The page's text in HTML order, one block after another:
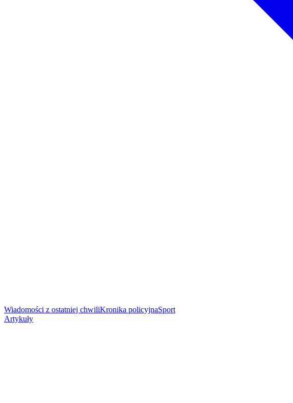
Wiadomości z ostatniej chwiliKronika policyjnaSport
Artykuły